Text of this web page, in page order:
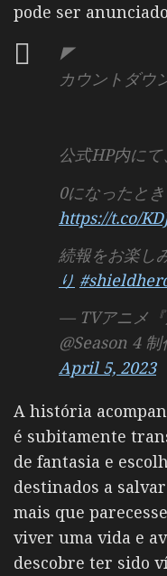
pode ser
◤
カウントダ
公式HP内にて
0になったと
https://t.co/
続報をお楽し
り
— TVアニメ『
@Season 4
April 5, 2023
A história
é subitamente
de fantasia e
destinados a
mais que
viver uma vida e
descobre ter sido